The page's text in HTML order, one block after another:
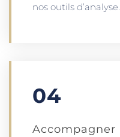
nos outils d’analyse.
04
Accompagner